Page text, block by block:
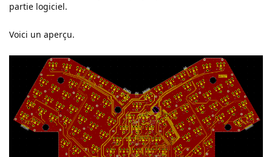
partie logiciel.
Voici un aperçu.